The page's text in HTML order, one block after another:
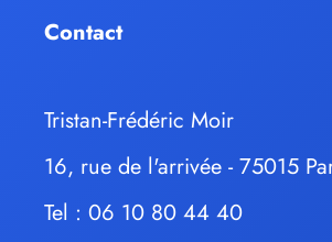
Contact
Tristan-Frédéric Moir
16, rue de l'arrivée - 75015
Tel : 06 10 80 44 40